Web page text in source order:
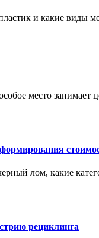
и какие виды
место занимает
лом, какие
рециклинга